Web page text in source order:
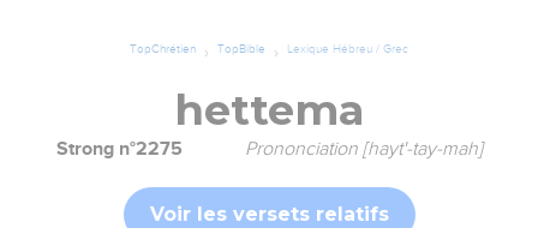
TopChrétien TopBible Lexique Hébreu / Grec
hettema
Strong n°2275 Prononciation [hayt'-tay-mah]
Voir les versets relatifs